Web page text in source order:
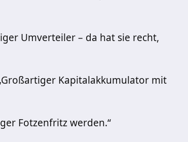
Umverteiler – da hat sie recht,
Kapitalakkumulator mit
Fotzenfritz werden.“